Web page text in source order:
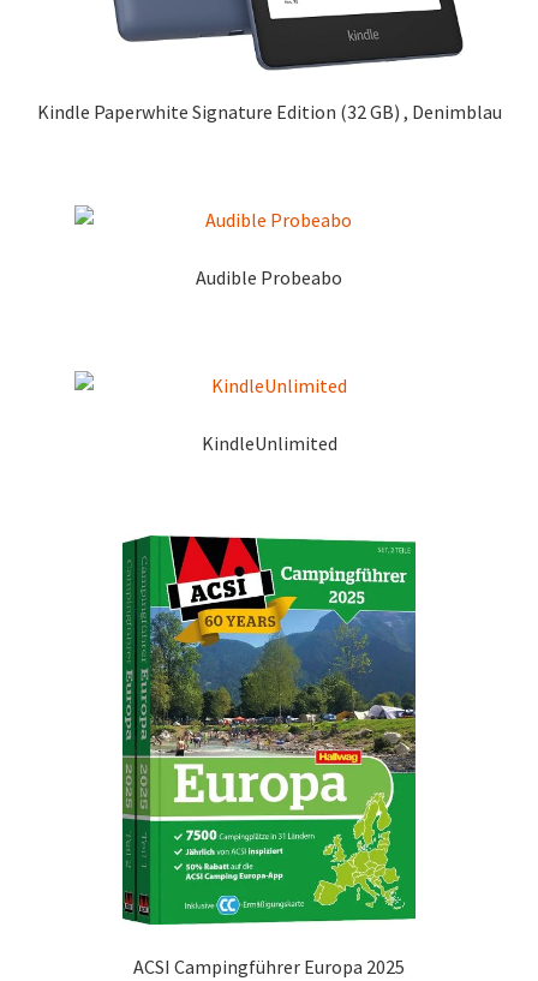
Kindle Paperwhite Signature Edition (32 GB) , Denimblau
Audible Probeabo
KindleUnlimited
ACSI Campingführer Europa 2025